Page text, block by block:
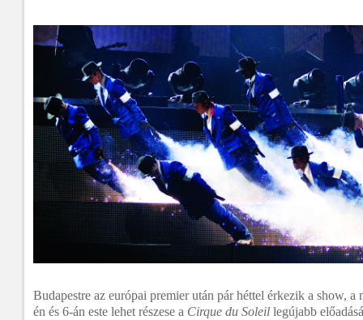
Budapestre az európai premier után pár héttel érkezik a show, a
én és 6-án este lehet részese a Cirque du Soleil legújabb